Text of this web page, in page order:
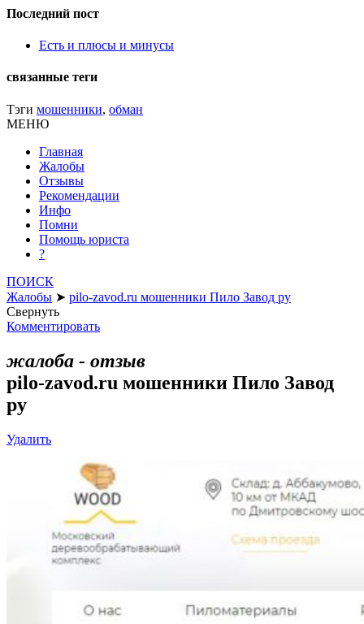
Последний пост
Есть и плюсы и минусы
связанные теги
Тэги мошенники, обман
МЕНЮ
Главная
Жалобы
Отзывы
Рекомендации
Инфо
Помни
Помощь юриста
?
ПОИСК
Жалобы ➤ pilo-zavod.ru мошенники Пило Завод ру
Свернуть
Комментировать
жалоба - отзыв
pilo-zavod.ru мошенники Пило Завод
ру
Удалить